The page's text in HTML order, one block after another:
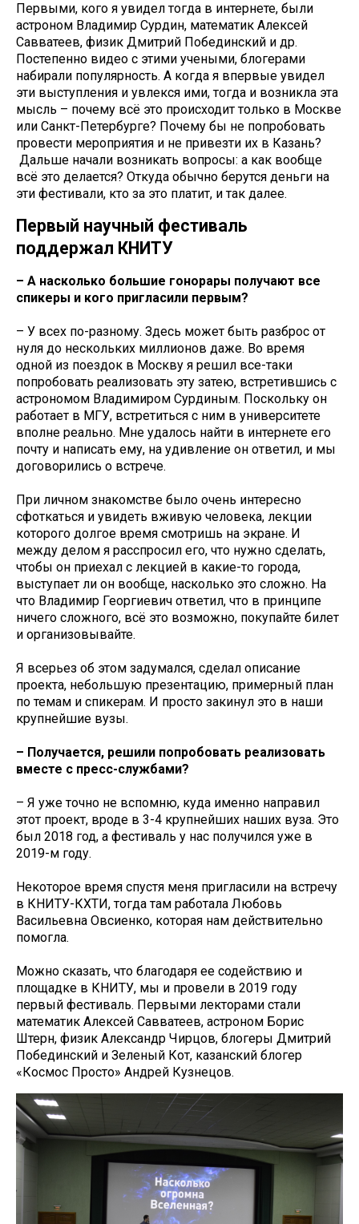
Первыми, кого я увидел тогда в интернете, были
астроном Владимир Сурдин, математик Алексей
Савватеев, физик Дмитрий Побединский и др.
Постепенно видео с этими учеными, блогерами
набирали популярность. А когда я впервые увидел
эти выступления и увлекся ими, тогда и возникла эта
мысль – почему всё это происходит только в Москве
или Санкт-Петербурге? Почему бы не попробовать
провести мероприятия и не привезти их в Казань?
Дальше начали возникать вопросы: а как вообще
всё это делается? Откуда обычно берутся деньги на
эти фестивали, кто за это платит, и так далее.
Первый научный фестиваль
поддержал КНИТУ
– А насколько большие гонорары получают все
спикеры и кого пригласили первым?
– У всех по-разному. Здесь может быть разброс от
нуля до нескольких миллионов даже. Во время
одной из поездок в Москву я решил все-таки
попробовать реализовать эту затею, встретившись с
астрономом Владимиром Сурдиным. Поскольку он
работает в МГУ, встретиться с ним в университете
вполне реально. Мне удалось найти в интернете его
почту и написать ему, на удивление он ответил, и мы
договорились о встрече.
При личном знакомстве было очень интересно
сфоткаться и увидеть вживую человека, лекции
которого долгое время смотришь на экране. И
между делом я расспросил его, что нужно сделать,
чтобы он приехал с лекцией в какие-то города,
выступает ли он вообще, насколько это сложно. На
что Владимир Георгиевич ответил, что в принципе
ничего сложного, всё это возможно, покупайте билет
и организовывайте.
Я всерьез об этом задумался, сделал описание
проекта, небольшую презентацию, примерный план
по темам и спикерам. И просто закинул это в наши
крупнейшие вузы.
– Получается, решили попробовать реализовать
вместе с пресс-службами?
– Я уже точно не вспомню, куда именно направил
этот проект, вроде в 3-4 крупнейших наших вуза. Это
был 2018 год, а фестиваль у нас получился уже в
2019-м году.
Некоторое время спустя меня пригласили на встречу
в КНИТУ-КХТИ, тогда там работала Любовь
Васильевна Овсиенко, которая нам действительно
помогла.
Можно сказать, что благодаря ее содействию и
площадке в КНИТУ, мы и провели в 2019 году
первый фестиваль. Первыми лекторами стали
математик Алексей Савватеев, астроном Борис
Штерн, физик Александр Чирцов, блогеры Дмитрий
Побединский и Зеленый Кот, казанский блогер
«Космос Просто» Андрей Кузнецов.